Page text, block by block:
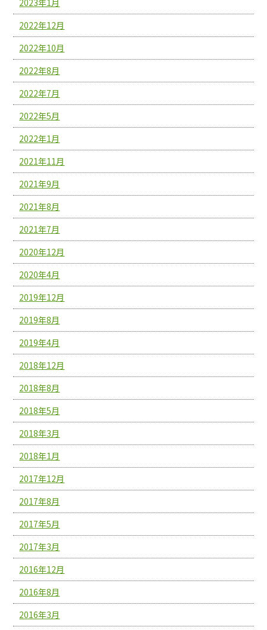
2022年12月
2022年10月
2022年8月
2022年7月
2022年5月
2022年1月
2021年11月
2021年9月
2021年8月
2021年7月
2020年12月
2020年4月
2019年12月
2019年8月
2019年4月
2018年12月
2018年8月
2018年5月
2018年3月
2018年1月
2017年12月
2017年8月
2017年5月
2017年3月
2016年12月
2016年8月
2016年3月